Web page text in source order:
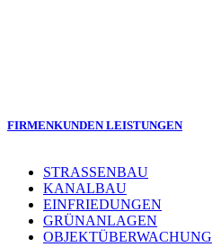
FIRMENKUNDEN LEISTUNGEN
STRASSENBAU
KANALBAU
EINFRIEDUNGEN
GRÜNANLAGEN
OBJEKTÜBERWACHUNG